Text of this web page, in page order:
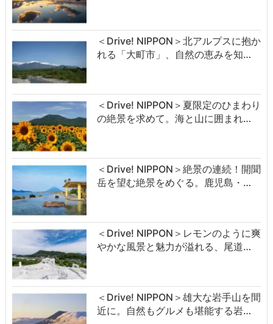
＜Drive! NIPPON＞北アルプスに抱か
れる「大町市」、自然の恵みを知…
＜Drive! NIPPON＞夏限定のひまわり
の絶景を求めて。海と山に囲まれ…
＜Drive! NIPPON＞絶景の連続！開聞
岳を望む絶景をめぐる。鹿児島・…
＜Drive! NIPPON＞レモンのように爽
やかな風景と魅力が溢れる、尾道…
＜Drive! NIPPON＞雄大な岩手山を間
近に。自然もグルメも堪能する岩…